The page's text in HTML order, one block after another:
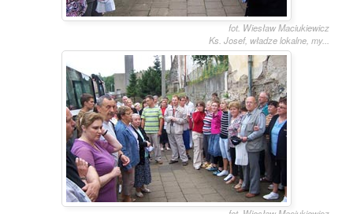
fot. Wiesław Maciukiewicz
Ks. Josef, władze lokalne, my...